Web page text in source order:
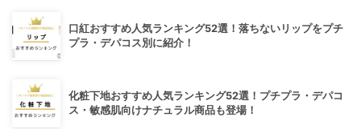
口紅おすすめ人気ランキング52選！落ちないリップをプチ
プラ・デパコス別に紹介！
化粧下地おすすめ人気ランキング52選！プチプラ・デパコ
ス・敏感肌向けナチュラル商品も登場！